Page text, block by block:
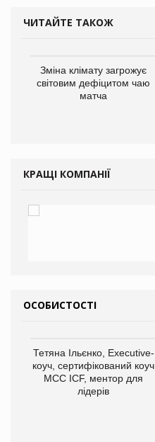
ЧИТАЙТЕ ТАКОЖ
Зміна клімату загрожує
світовим дефіцитом чаю
матча
КРАЩІ КОМПАНІЇ
ОСОБИСТОСТІ
Тетяна Ільєнко, Executive-
коуч, сертифікований коуч
МСС ICF, ментор для
лідерів